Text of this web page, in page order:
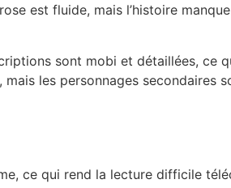
est fluide, mais l’histoire
sont mobi et détaillées, ce
les personnages secondaires
ce qui rend la lecture difficile